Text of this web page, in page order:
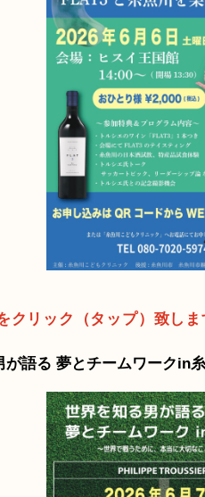
クリック（タップ）致し
が語る 夢とチームワークin